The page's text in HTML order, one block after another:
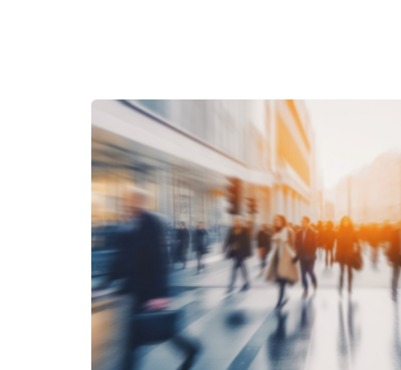
Image